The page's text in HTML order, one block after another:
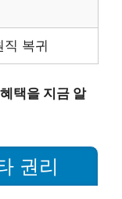
직 복귀
택을 지금 알
권리